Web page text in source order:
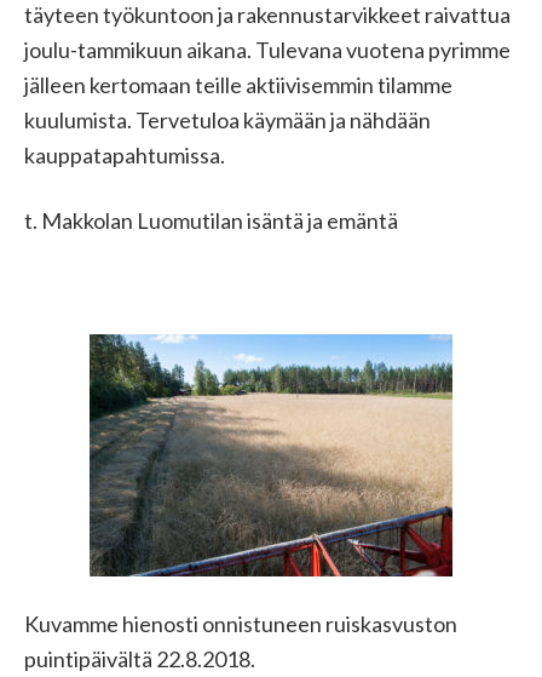
täyteen työkuntoon ja rakennustarvikkeet raivattua
joulu-tammikuun aikana. Tulevana vuotena pyrimme
jälleen kertomaan teille aktiivisemmin tilamme
kuulumista. Tervetuloa käymään ja nähdään
kauppatapahtumissa.
t. Makkolan Luomutilan isäntä ja emäntä
Kuvamme hienosti onnistuneen ruiskasvuston
puintipäivältä 22.8.2018.